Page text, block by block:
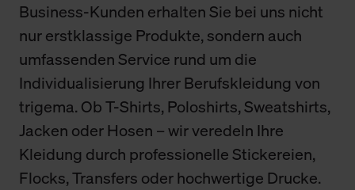
Business-Kunden erhalten Sie bei uns nicht
nur erstklassige Produkte, sondern auch
umfassenden Service rund um die
Individualisierung Ihrer Berufskleidung von
trigema. Ob T-Shirts, Poloshirts, Sweatshirts,
Jacken oder Hosen – wir veredeln Ihre
Kleidung durch professionelle Stickereien,
Flocks, Transfers oder hochwertige Drucke.